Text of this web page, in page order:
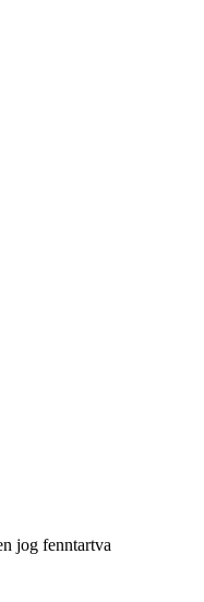
jog fenntartva